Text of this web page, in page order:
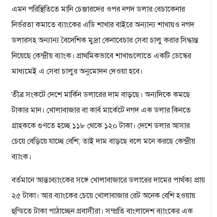
এমন পরিস্থিতিতে মানি চেঞ্জারদের ওপর নগদ ডলার বেচাকেনার
নির্ভরতা কমাতে ব্যাংকের এডি শাখার বাইরে অন্যান্য শাখায়ও নগদ
ডলারসহ অন্যান্য বৈদেশিক মুদ্রা কেনাবেচার সেবা চালু করার সিদ্ধান্ত
নিয়েছে কেন্দ্রীয় ব্যাংক। প্রাথমিকভাবে শাখাগুলোতে একটি ডেস্কের
মাধ্যমেই এ সেবা চালুর অনুমোদন দেওয়া হবে।
তীব্র সংকটে দেশে মার্কিন ডলারের দাম বাড়ছে। অন্যদিকে কমছে
টাকার মান। খোলাবাজার বা কার্ব মার্কেটে নগদ এক ডলার কিন‌তে
গ্রাহক‌কে গুণ‌তে হ‌চ্ছে ১১৮ থে‌কে ১২০ টাকা। দেশে ডলার আসার
চেয়ে বেড়িয়ে যাচ্ছে বেশি; তাই দাম বাড়ছে বলে মনে করছে কেন্দ্রীয়
ব্যাংক।
বর্তমানে আন্তঃব্যাংকের সঙ্গে খোলাবাজারে ডলারের দামের পার্থক্য প্রায়
২৫ টাকা। আর ব্যাংকের চেয়ে খোলাবাজার রেট অনেক বেশি হওয়ায়
হুন্ডিতে টাকা পাঠাচ্ছেন প্রবাসীরা। সম্প্রতি বাংলাদেশ ব্যাংকের এক